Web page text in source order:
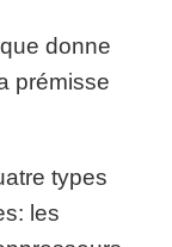
donne
prémisse
types
les